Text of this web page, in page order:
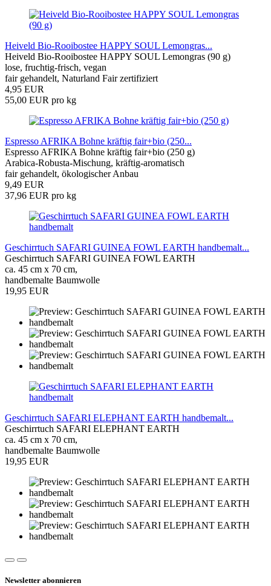
Heiveld Bio-Rooibostee HAPPY SOUL Lemongras...
Heiveld Bio-Rooibostee HAPPY SOUL Lemongras (90 g)
lose, fruchtig-frisch, vegan
fair gehandelt, Naturland Fair zertifiziert
4,95 EUR
55,00 EUR pro kg
Espresso AFRIKA Bohne kräftig fair+bio (250...
Espresso AFRIKA Bohne kräftig fair+bio (250 g)
Arabica-Robusta-Mischung, kräftig-aromatisch
fair gehandelt, ökologischer Anbau
9,49 EUR
37,96 EUR pro kg
Geschirrtuch SAFARI GUINEA FOWL EARTH handbemalt...
Geschirrtuch SAFARI GUINEA FOWL EARTH
ca. 45 cm x 70 cm,
handbemalte Baumwolle
19,95 EUR
Geschirrtuch SAFARI ELEPHANT EARTH handbemalt...
Geschirrtuch SAFARI ELEPHANT EARTH
ca. 45 cm x 70 cm,
handbemalte Baumwolle
19,95 EUR
Newsletter abonnieren